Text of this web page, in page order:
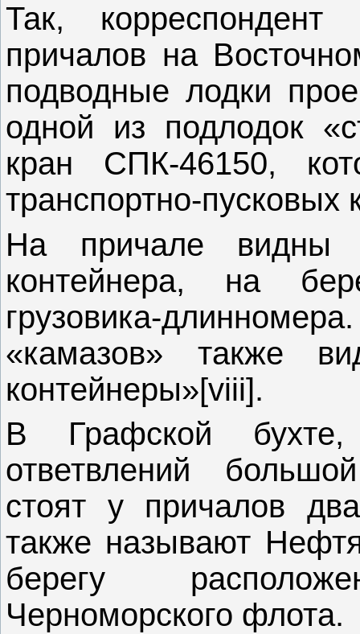
Так,
причалов на
подводные лодки
одной из подлодок
кран СПК-46150,
транспортно-пусковых
На причале видны
контейнера, на
грузовика-
«камазов» также
контейнеры»[viii].
В Графской
ответвлений
стоят у причалов
также называют
берегу
Черноморского флота.